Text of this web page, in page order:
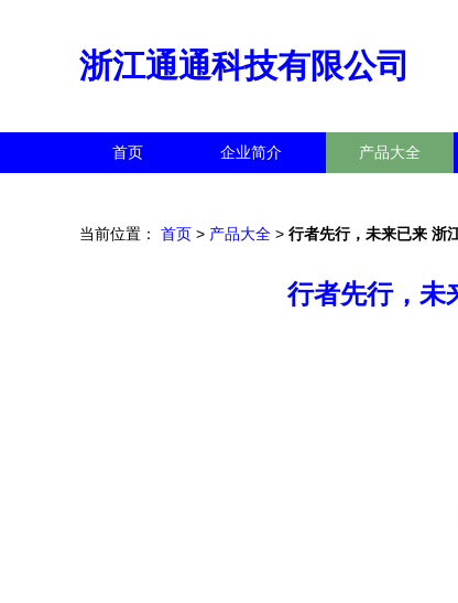
浙江通通科技有限公司
首页 企业简介 产品大全
当前位置： 首页 > 产品大全 > 行者先行，未来已来 浙
行者先行，未